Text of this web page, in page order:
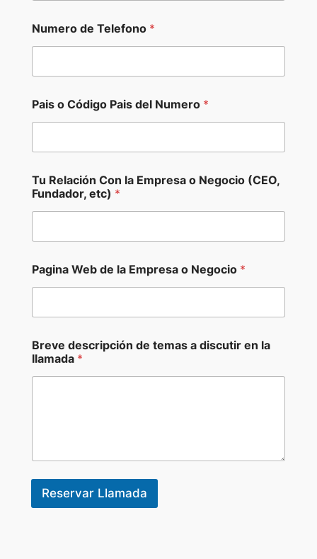
Numero de Telefono *
Pais o Código Pais del Numero *
e
g
o
d
e
s
r
p
c
n
a
Tu Relación Con la Empresa o Negocio (CEO,
Fundador, etc) *
Pagina Web de la Empresa o Negocio *
Breve descripción de temas a discutir en la
llamada *
Reservar Llamada